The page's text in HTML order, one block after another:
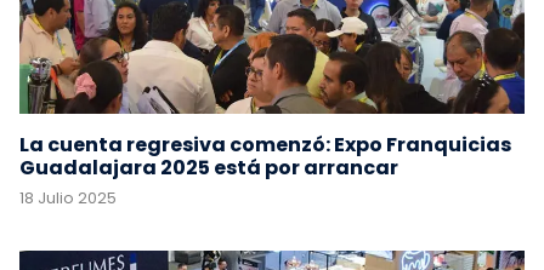
La cuenta regresiva comenzó: Expo Franquicias
Guadalajara 2025 está por arrancar
18 Julio 2025